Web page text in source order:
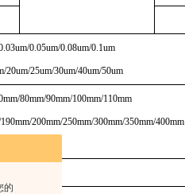
的
0.05um/0.08um/0.1um
20um/25um/30um/40um/50um
80mm/90mm/100mm/110mm
200mm/250mm/300mm/350mm/400mm